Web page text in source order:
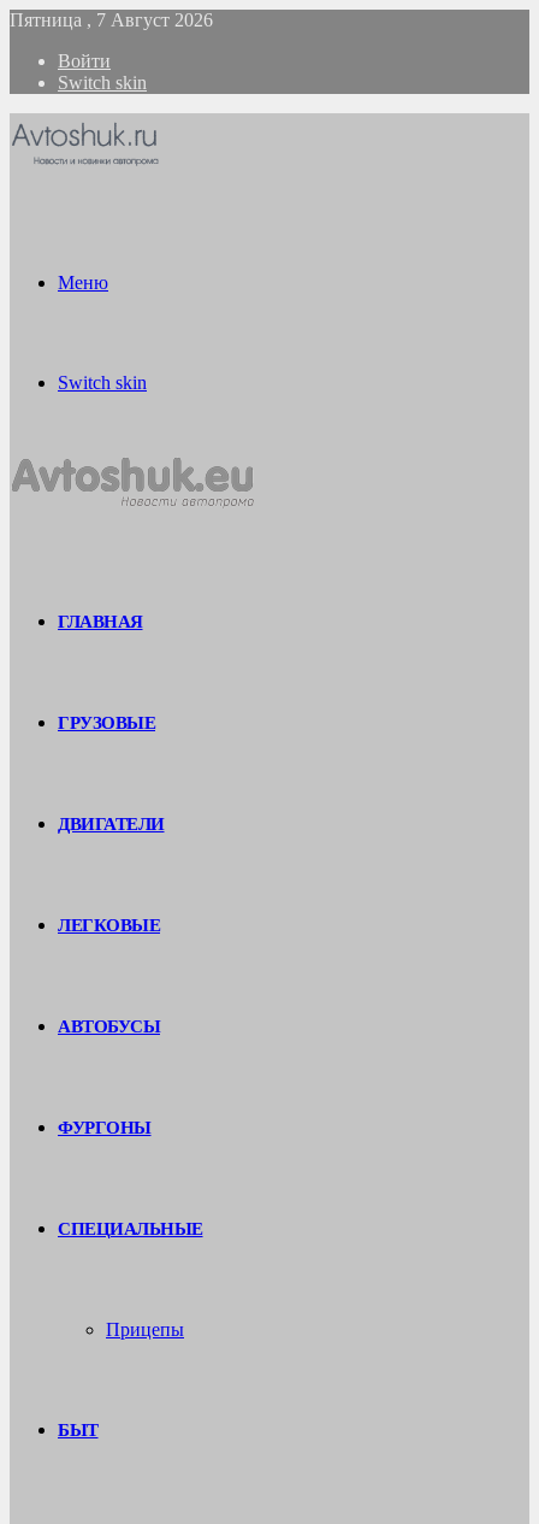
Пятница , 7 Август 2026
Войти
Switch skin
Меню
Switch skin
ГЛАВНАЯ
ГРУЗОВЫЕ
ДВИГАТЕЛИ
ЛЕГКОВЫЕ
АВТОБУСЫ
ФУРГОНЫ
СПЕЦИАЛЬНЫЕ
Прицепы
БЫТ